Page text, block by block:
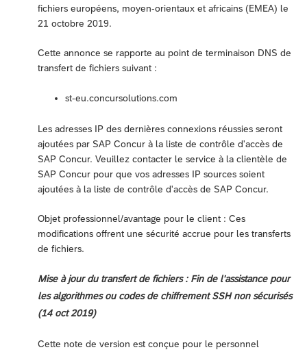
fichiers européens, moyen-orientaux et africains (EMEA) le
21 octobre 2019.
Cette annonce se rapporte au point de terminaison DNS de
transfert de fichiers suivant :
st-eu.concursolutions.com
Les adresses IP des dernières connexions réussies seront
ajoutées par SAP Concur à la liste de contrôle d'accès de
SAP Concur. Veuillez contacter le service à la clientèle de
SAP Concur pour que vos adresses IP sources soient
ajoutées à la liste de contrôle d'accès de SAP Concur.
Objet professionnel/avantage pour le client : Ces
modifications offrent une sécurité accrue pour les transferts
de fichiers.
Mise à jour du transfert de fichiers : Fin de l'assistance pour
les algorithmes ou codes de chiffrement SSH non sécurisés
(14 oct 2019)
Cette note de version est conçue pour le personnel